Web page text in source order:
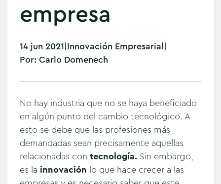
empresa
14 jun 2021|Innovación Empresarial|
Por: Carlo Domenech
No hay industria que no se haya beneficiado
en algún punto del cambio tecnológico.A
esto se debe que las profesiones más
demandadas sean precisamente aquellas
relacionadas con tecnología. Sin embargo,
es la innovación lo que hace crecer a las